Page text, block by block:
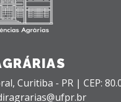
Curitiba - PR | CEP: